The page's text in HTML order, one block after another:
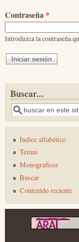
Contraseña *
Introduzca la contraseña
Buscar...
Buscar
Indice alfabético
Temas
Monograficos
Buscar
Contenido reciente